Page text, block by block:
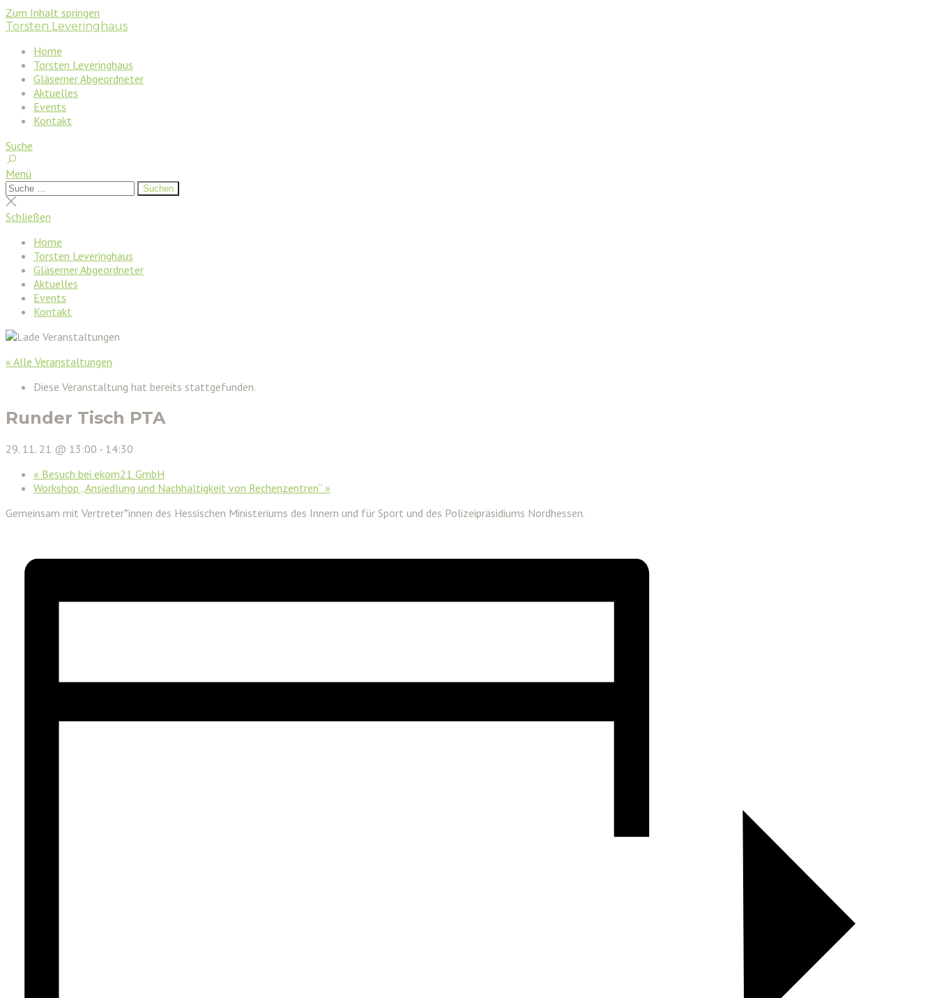
Zum Inhalt springen
Torsten Leveringhaus
Home
Torsten Leveringhaus
Gläserner Abgeordneter
Aktuelles
Events
Kontakt
Suche
Menü
Suchen
nach:
Suchen
Suche
schließen
Schließen
Home
Torsten Leveringhaus
Gläserner Abgeordneter
Aktuelles
Events
Kontakt
« Alle Veranstaltungen
Diese Veranstaltung hat bereits stattgefunden.
Runder Tisch PTA
29. 11. 21 @ 13:00 - 14:30
« Besuch bei ekom21 GmbH
Workshop „Ansiedlung und Nachhaltigkeit von Rechenzentren“ »
Gemeinsam mit Vertreter*innen des Hessischen Ministeriums des Innern und für Sport und des Polizeipräsidiums Nordhessen.